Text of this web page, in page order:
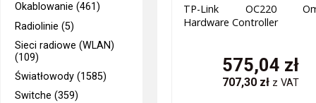
Okablowanie (461)
Radiolinie (5)
Sieci radiowe (WLAN)
(109)
Światłowody (1585)
Switche (359)
TP-Link OC220
Hardware Controller
575,04 zł
707,30zł z VAT